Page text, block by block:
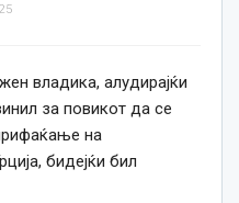
владика, алудирајќи
за повикот да се
на
бидејќи бил